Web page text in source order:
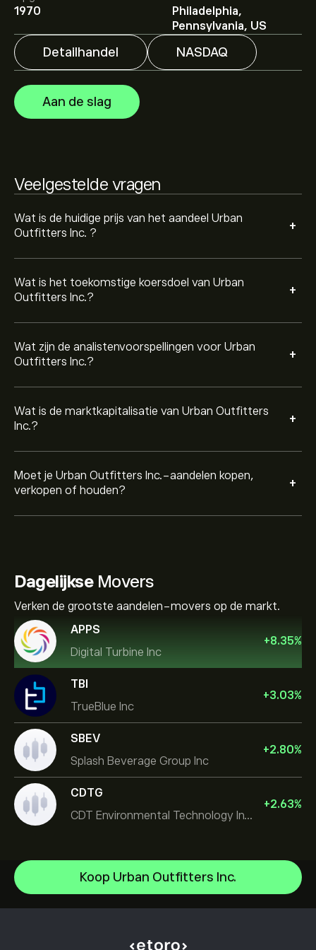
1970
Philadelphia,
Pennsylvania, US
Detailhandel NASDAQ
Aan de slag
Veelgestelde vragen
Wat is de huidige prijs van het aandeel Urban
Outfitters Inc. ?
+
Wat is het toekomstige koersdoel van Urban
Outfitters Inc.?
+
77.67‎$‎.
bij eToro voor gedetailleerde
analistenvoorspellingen en koersdoelen.
Wat zijn de analistenvoorspellingen voor Urban
Outfitters Inc.?
+
Analisten bieden voorspellingen voor Urban Outfitters
Inc. gebaseerd op markttrends, financiële rapporten en
verwachte groei. Bekijk de meest recente voorspelling
voor toekomstige koersbewegingen.
Wat is de marktkapitalisatie van Urban Outfitters
Inc.?
+
Moet je Urban Outfitters Inc.-aandelen kopen,
verkopen of houden?
+
Gebaseerd op aanbevelingen van 7 analisten voor
consensus Matige buy.
DagelijkseMovers
Verken de grootste aandelen-movers op de markt.
APPS
Digital Turbine Inc
+8.35%
TBI
TrueBlue Inc
+3.03%
SBEV
Splash Beverage Group Inc
+2.80%
CDTG
CDT Environmental Technology Investment Holdings L
+2.63%
Koop Urban Outfitters Inc.
Micron Technology, Inc.
Space Exploration Technologies Corp